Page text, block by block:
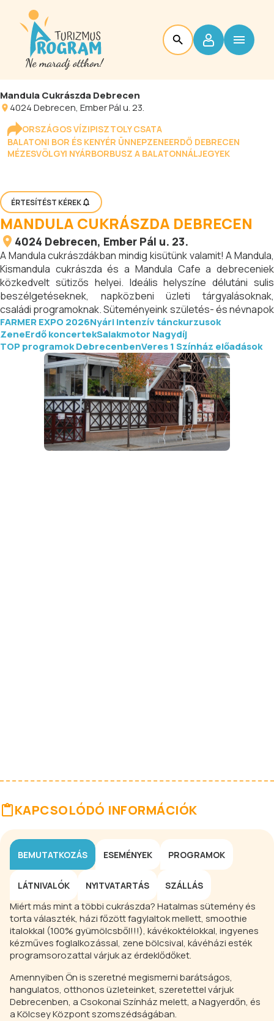
Mandula Cukrászda Debrecen
4024Debrecen, Ember Pál u. 23.
ORSZÁGOS VÍZIPISZTOLY CSATA
BALATONI BOR ÉS KENYÉR ÜNNEPZENEERDŐ DEBRECEN
MÉZESVÖLGYI NYÁRBORBUSZ A BALATONNÁLJEGYEK
ÉRTESÍTÉST KÉREK
MANDULA CUKRÁSZDA DEBRECEN
4024 Debrecen, Ember Pál u. 23.
A Mandula cukrászdákban mindig kisütünk valamit! A Mandula,
Kismandula cukrászda és a Mandula Cafe a debreceniek
közkedvelt sütizős helyei. Ideális helyszíne délutáni sulis
beszélgetéseknek, napközbeni üzleti tárgyalásoknak,
családi programoknak. Süteményeink születés- és névnapok
elengedhetetlen tartozékai.
FARMER EXPO 2026Nyári intenzív tánckurzusok
ZeneErdő koncertekSalakmotor Nagydíj
TOP programok DebrecenbenVeres 1 Színház előadások
KAPCSOLÓDÓ INFORMÁCIÓK
BEMUTATKOZÁS ESEMÉNYEK PROGRAMOK
LÁTNIVALÓK NYITVATARTÁS SZÁLLÁS
Miért más mint a többi cukrászda? Hatalmas sütemény és
torta választék, házi főzött fagylaltok mellett, smoothie
italokkal (100% gyümölcsből!!!), kávékoktélokkal, ingyenes
kézműves foglalkozással, zene bölcsival, kávéházi esték
programsorozattal várjuk az érdeklődőket.
Amennyiben Ön is szeretné megismerni barátságos,
hangulatos, otthonos üzleteinket, szeretettel várjuk
Debrecenben, a Csokonai Színház melett, a Nagyerdőn, és
a Kölcsey Központ szomszédságában.